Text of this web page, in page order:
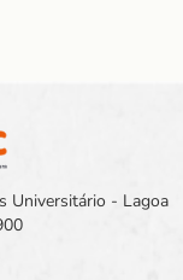
Universitário - Lagoa